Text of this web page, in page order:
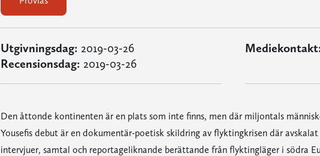
Utgivningsdag: 2019-03-26
Recensionsdag: 2019-03-26
Den åttonde kontinenten är en plats som inte finns, men där miljontals
Yousefis debut är en dokumentär-poetisk skildring av flyktingkrisen där
intervjuer, samtal och reportageliknande berättande från flyktingläger i södra